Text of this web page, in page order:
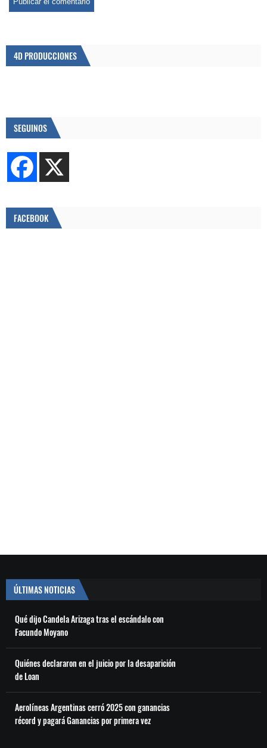
4D PRODUCCIONES
SEGUINOS
FACEBOOK
ÚLTIMAS NOTICIAS
Qué dijo Candela Arizaga tras el escándalo con
Facundo Moyano
Quiénes declararon en el juicio por la desaparición
de Loan
Aerolíneas Argentinas cerró 2025 con ganancias
récord y pagará Ganancias por primera vez